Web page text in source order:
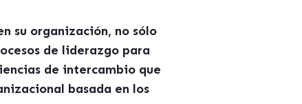
su organización, no sólo
de liderazgo para
de intercambio que
basada en los